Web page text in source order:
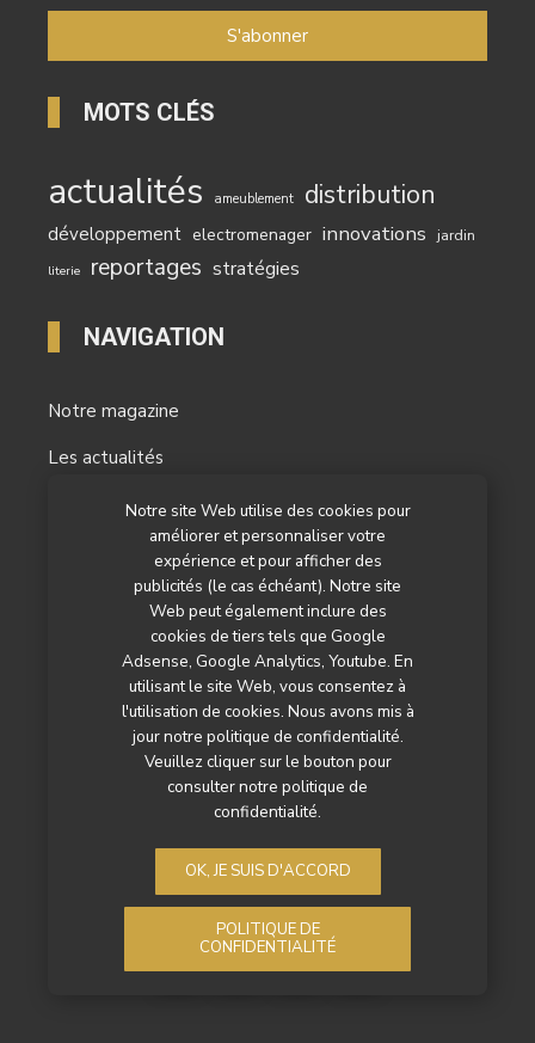
Notre site Web utilise des cookies pour
améliorer et personnaliser votre
expérience et pour afficher des
publicités (le cas échéant). Notre site
Web peut également inclure des
cookies de tiers tels que Google
Adsense, Google Analytics, Youtube. En
utilisant le site Web, vous consentez à
l'utilisation de cookies. Nous avons mis à
jour notre politique de confidentialité.
Veuillez cliquer sur le bouton pour
consulter notre politique de
confidentialité.
OK, JE SUIS D'ACCORD
POLITIQUE DE
CONFIDENTIALITÉ
MOTS CLÉS
actualités ameublement distribution
développement electromenager innovations jardin
literie reportages stratégies
NAVIGATION
Notre magazine
Les actualités
Les reportages
Nos autres titres
Qui sommes-nous ?
Contactez-nous
Politique de confidentialité